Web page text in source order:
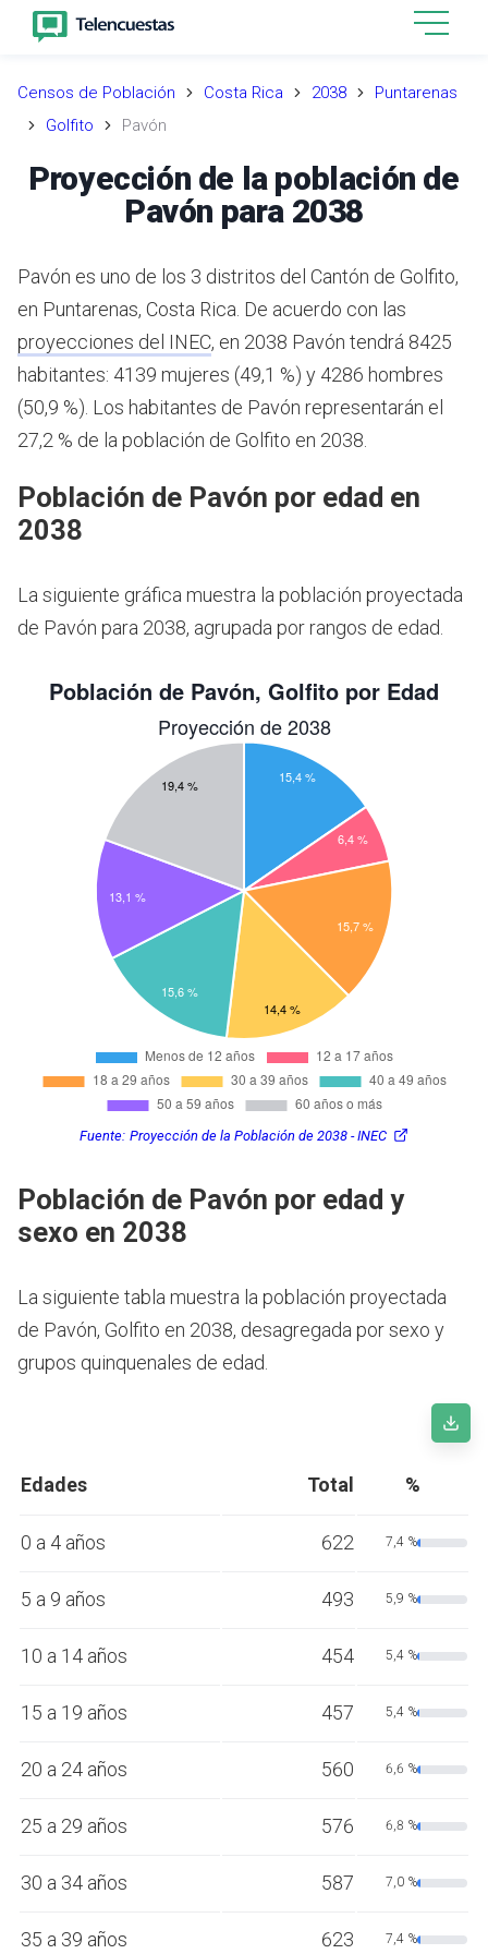
Censos de Población Costa Rica 2038
Puntarenas
Golfito
Pavón
Proyección de la población de
Pavón para 2038
Pavón es uno de los 3 distritos del Cantón de Golfito,
en Puntarenas, Costa Rica. De acuerdo con las
proyecciones del INEC, en 2038 Pavón tendrá 8425
habitantes: 4139 mujeres (49,1 %) y 4286 hombres
(50,9 %). Los habitantes de Pavón representarán el
27,2 % de la población de Golfito en 2038.
Población de Pavón por edad en
2038
La siguiente gráfica muestra la población proyectada
de Pavón para 2038, agrupada por rangos de edad.
Fuente: Proyección de la Población de 2038 - INEC
Población de Pavón por edad y
sexo en 2038
La siguiente tabla muestra la población proyectada
de Pavón, Golfito en 2038, desagregada por sexo y
grupos quinquenales de edad.
Edades Total %
0 a 4 años 622 7,4 %
5 a 9 años 493 5,9 %
10 a 14 años 454 5,4 %
15 a 19 años 457 5,4 %
20 a 24 años 560 6,6 %
25 a 29 años 576 6,8 %
30 a 34 años 587 7,0 %
35 a 39 años 623 7,4 %